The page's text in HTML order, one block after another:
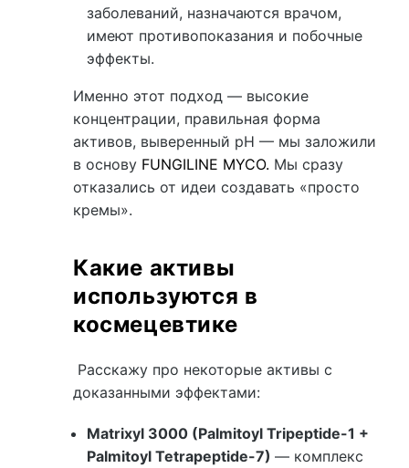
заболеваний, назначаются врачом,
имеют противопоказания и побочные
эффекты.
Именно этот подход — высокие
концентрации, правильная форма
активов, выверенный pH — мы заложили
в основу FUNGILINE MYCO. Мы сразу
отказались от идеи создавать «просто
кремы».
Какие активы
используются в
космецевтике
Расскажу про некоторые активы с
доказанными эффектами:
Matrixyl 3000 (Palmitoyl Tripeptide-1 +
Palmitoyl Tetrapeptide-7) — комплекс